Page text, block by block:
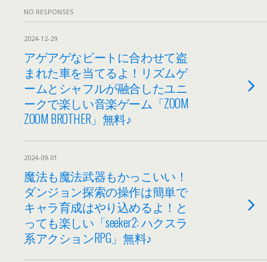
NO RESPONSES
2024-12-29
アゲアゲなビートに合わせて盗
まれた車を当てるよ！リズムゲ
ームとシャフルが融合したユニ
ークで楽しい音楽ゲーム「ZOOM
ZOOM BROTHER」無料♪
2024-09-01
魔法も魔法武器もかっこいい！
ダンジョン探索の操作は簡単で
キャラ育成はやり込めるよ！と
っても楽しい「seeker2: ハクスラ
系アクションRPG」無料♪